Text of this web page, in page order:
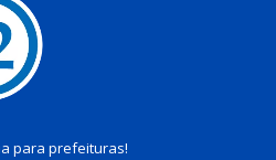
para prefeituras!